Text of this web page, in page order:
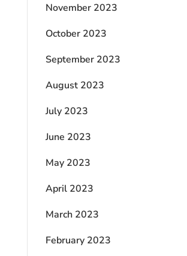
November 2023
October 2023
September 2023
August 2023
July 2023
June 2023
May 2023
April 2023
March 2023
February 2023